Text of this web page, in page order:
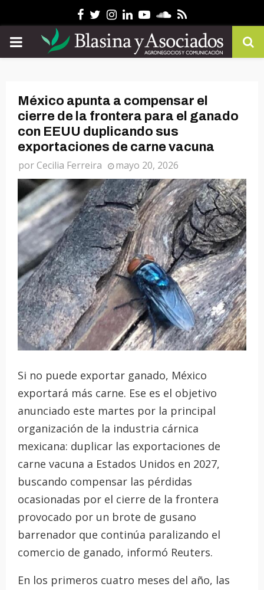
Facebook
Twitter
Instagram
Linkedin
YoutubeSoundcloud
Rss
PRIMARY
México apunta a compensar el
cierre de la frontera para el ganado
con EEUU duplicando sus
exportaciones de carne vacuna
porCecilia Ferreira mayo 20, 2026
Si no puede exportar ganado, México
exportará más carne. Ese es el objetivo
anunciado este martes por la principal
organización de la industria cárnica
mexicana: duplicar las exportaciones de
carne vacuna a Estados Unidos en 2027,
buscando compensar las pérdidas
ocasionadas por el cierre de la frontera
provocado por un brote de gusano
barrenador que continúa paralizando el
comercio de ganado, informó Reuters.
En los primeros cuatro meses del año, las